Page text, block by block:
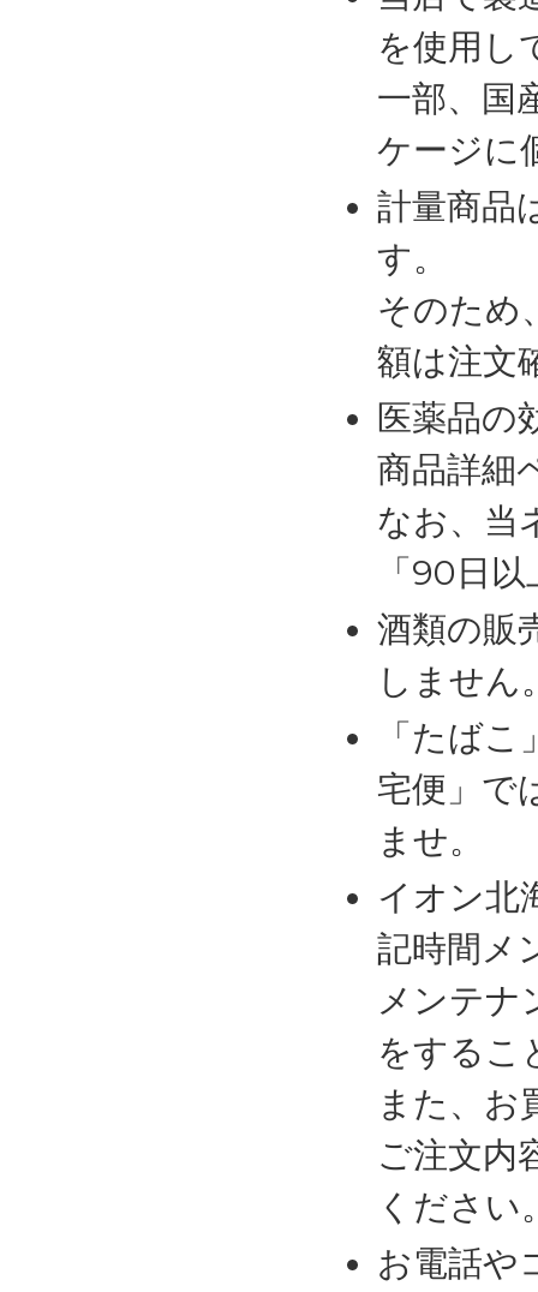
を使用し
一部、国
ケージに
計量商品
す。
そのため
額は注文
医薬品の
商品詳細
なお、当
「90日
酒類の販
しません
「たば
宅便」で
ませ。
イオン北
記時間メ
メンテナ
をするこ
また、お
ご注文内
ください
お電話や